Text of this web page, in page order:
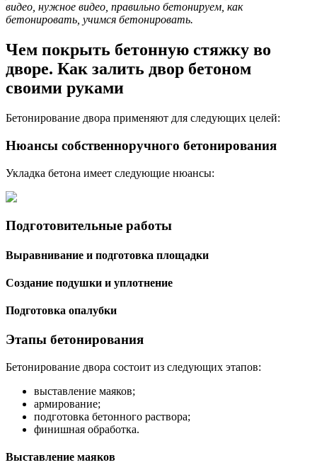
видео, нужное видео, правильно бетонируем, как
бетонировать, учимся бетонировать.
Чем покрыть бетонную стяжку во
дворе. Как залить двор бетоном
своими руками
Бетонирование двора применяют для следующих целей:
Нюансы собственноручного бетонирования
Укладка бетона имеет следующие нюансы:
Подготовительные работы
Выравнивание и подготовка площадки
Создание подушки и уплотнение
Подготовка опалубки
Этапы бетонирования
Бетонирование двора состоит из следующих этапов:
выставление маяков;
армирование;
подготовка бетонного раствора;
финишная обработка.
Выставление маяков